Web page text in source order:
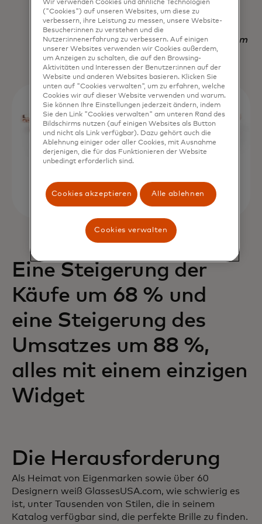
Zeitersparnis."
Nadav Yekutiel, Head of Data, GlassesUSA.com
Eine Steigerung der
Käufe um 68 % und
eine Steigerung des
Umsatzes um 88 %,
alles mit einem einzigen
Widget
Die Herausforderung
Als Heimat von Eigenmarken sowie über 60
Designern weiß GlassesUSA.com, wie schwierig es
ist, unter Tausenden von Stilen, die in seinem
Katalog verfügbar sind, die perfekte Brille zu finden.
Wir verwenden Cookies und ähnliche Technologien
("Cookies") auf unseren Websites, um diese zu
verbessern, ihre Leistung zu messen, unsere Website-
Besucher:innen zu verstehen und die
Nutzer:innenerfahrung zu verbessern. Auf einigen
unserer Websites verwenden wir Cookies außerdem,
um Anzeigen zu schalten, die auf den Browsing-
Aktivitäten und Interessen der Benutzer:innen auf der
Website und anderen Websites basieren. Klicken Sie
unten auf "Cookies verwalten", um zu erfahren, welche
Cookies wir auf dieser Website verwenden und warum.
Sie können Ihre Einstellungen jederzeit ändern, indem
Sie den Link "Cookies verwalten" am unteren Rand des
Bildschirms nutzen (auf einigen Websites als Button
und nicht als Link verfügbar). Dazu gehört auch die
Ablehnung einiger oder aller Cookies, mit Ausnahme
derjenigen, die für das Funktionieren der Website
unbedingt erforderlich sind.
Cookies akzeptieren Alle ablehnen
Cookies verwalten